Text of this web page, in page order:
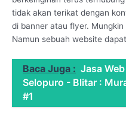
tidak akan terikat dengan
di banner atau flyer.
Namun sebuah website
Baca Juga : Jasa
Selopuro - Blitar :
#1
CS
Online